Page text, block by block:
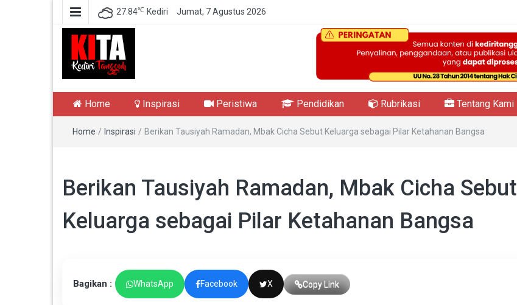
27.84℃ Kediri Jumat, 7 Agustus 2026
Kediri Tangguh
Home Inspirasi Peristiwa Pendidikan Rubrikasi Tentang Kami
Home / Inspirasi / Berikan Tausiyah Ramadan, Mbak Cicha Sebut Keluarga sebagai Pilar Ketahanan Bangsa
Berikan Tausiyah Ramadan, Mbak Cicha Sebut
Keluarga sebagai Pilar Ketahanan Bangsa
Bagikan : WhatsApp Facebook X Copy Link